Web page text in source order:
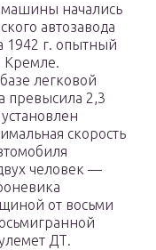
начались
автозавода
1942 г. опытный
Кремле.
легковой
превысила 2,3
скорость
человек —
от восьми
ДТ.